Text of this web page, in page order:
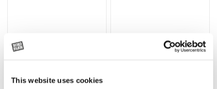
This website uses cookies